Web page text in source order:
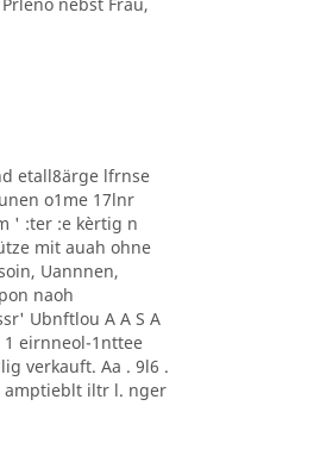
etall8ärge lfrnse
o1me 17lnr
' :ter :e kèrtig n
mit auah ohne
Uannnen,
naoh
Ubnftlou A A S A
1 eirnneol-1nttee
verkauft. Aa . 9l6 .
amptieblt iltr l. nger